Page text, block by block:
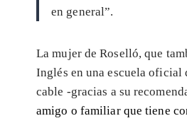
en general”.
La mujer de Roselló, que
Inglés en una escuela oficial
cable -gracias a su
amigo o familiar que tiene